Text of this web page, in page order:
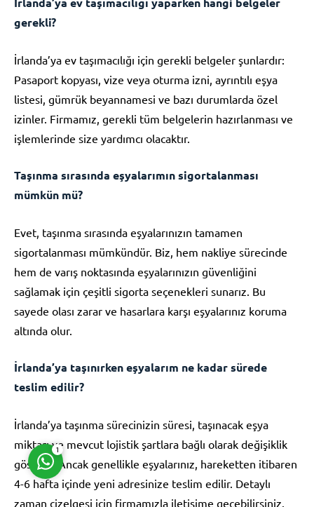
gerekli?
İrlanda’ya ev taşımacılığı için gerekli belgeler şunlardır:
Pasaport kopyası, vize veya oturma izni, ayrıntılı eşya
listesi, gümrük beyannamesi ve bazı durumlarda özel
izinler. Firmamız, gerekli tüm belgelerin hazırlanması ve
işlemlerinde size yardımcı olacaktır.
Taşınma sırasında eşyalarımın sigortalanması
mümkün mü?
Evet, taşınma sırasında eşyalarınızın tamamen
sigortalanması mümkündür. Biz, hem nakliye sürecinde
hem de varış noktasında eşyalarınızın güvenliğini
sağlamak için çeşitli sigorta seçenekleri sunarız. Bu
sayede olası zarar ve hasarlara karşı eşyalarınız koruma
altında olur.
İrlanda’ya taşınırken eşyalarım ne kadar sürede
teslim edilir?
İrlanda’ya taşınma sürecinizin süresi, taşınacak eşya
miktarı ve mevcut lojistik şartlara bağlı olarak değişiklik
gösterir. Ancak genellikle eşyalarınız, hareketten itibaren
4-6 hafta içinde yeni adresinize teslim edilir. Detaylı
zaman çizelgesi için firmamızla iletişime geçebilirsiniz.
Müşteri Temsilcisi
1